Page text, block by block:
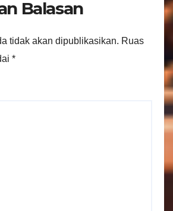
Balasan
tidak akan dipublikasikan. Ruas
*